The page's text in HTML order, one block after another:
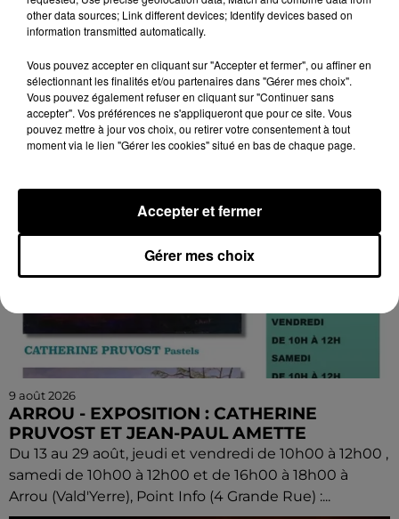
PRUVOST ET JEAN-PAUL AMETTE
Du 13 au 29 août, jeudi et vendredi de 10h00 à 12h00 ,
Arrou (Vald'Yerre), Point Info (4 Grande Rue) :...
9 août 2026
ARROU - EXPOSITION : CATHERINE
PRUVOST ET JEAN-PAUL AMETTE
Du 13 au 29 août, jeudi et vendredi de 10h00 à 12h00 ,
samedi de 10h00 à 12h00 et de 16h00 à 18h00 à
Arrou (Vald'Yerre), Point Info (4 Grande Rue) :...
other data sources; Link different devices; Identify devices based on
information transmitted automatically.
Vous pouvez accepter en cliquant sur "Accepter et fermer", ou affiner en
sélectionnant les finalités et/ou partenaires dans "Gérer mes choix".
Vous pouvez également refuser en cliquant sur "Continuer sans
accepter". Vos préférences ne s'appliqueront que pour ce site. Vous
pouvez mettre à jour vos choix, ou retirer votre consentement à tout
moment via le lien "Gérer les cookies" situé en bas de chaque page.
Gérer mes choix
Accepter et fermer